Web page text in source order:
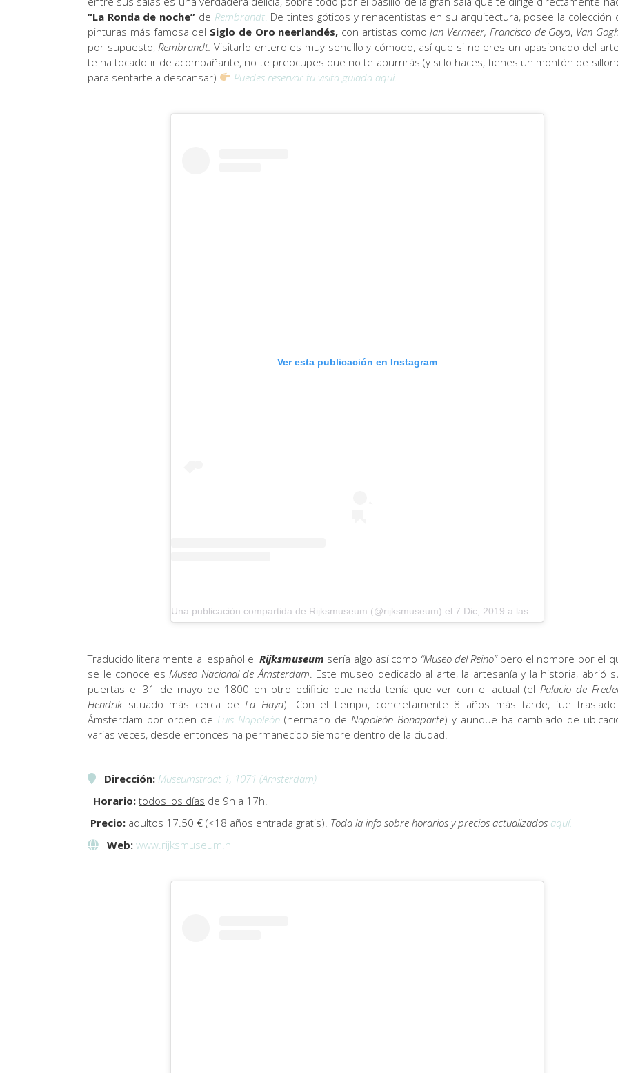
“La Ronda de noche” de Rembrandt. De tintes góticos y renacentistas en su arquitectura, posee la colección
pinturas más famosa del Siglo de Oro neerlandés, con artistas comoJan Vermeer, Francisco de Goya, Van
por supuesto, Rembrandt. Visitarlo entero es muy sencillo y cómodo, así que si no eres un apasionado del
te ha tocado ir de acompañante, no te preocupes que no te aburrirás (y si lo haces, tienes un montón de
para sentarte a descansar)
Puedes reservar tu visita guiada aquí.
Ver esta publicación en Instagram
Una publicación compartida de Rijksmuseum (@rijksmuseum) el 7 Dic, 2019 a las 6:34 PST
Traducido literalmente al español el Rijksmuseum sería algo así como “Museo del Reino”pero el nombre por el
se le conoce esMuseo Nacional de Ámsterdam. Este museo dedicado al arte, la artesanía y la historia, abrió
puertas el 31 de mayo de 1800 en otro edificio que nada tenía que ver con el actual (el Palacio de
Hendrik situado más cerca deLa Haya). Con el tiempo, concretamente 8 años más tarde, fue
Ámsterdam por orden de Luis Napoleón(hermano de Napoleón Bonaparte) y aunque ha cambiado de
varias veces, desde entonces ha permanecido siempre dentro de la ciudad.
Dirección: Museumstraat 1, 1071 (Amsterdam)
Horario: todos los días de 9h a 17h.
Precio: adultos 17.50 € (<18 años entrada gratis). Toda la info sobre horarios y precios actualizados aquí.
Web: www.rijksmuseum.nl